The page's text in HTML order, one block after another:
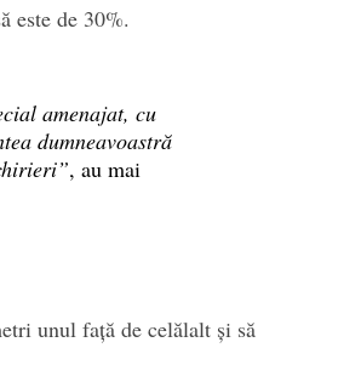
este de 30%.
amenajat, cu
dumneavoastră
, au mai
unul față de celălalt și să